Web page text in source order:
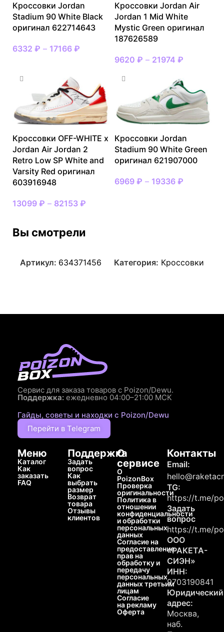
Кроссовки Jordan
Stadium 90 White Black
оригинал 622714643
6332 ₽ – 17166 ₽
Кроссовки Jordan Air
Jordan 1 Mid White
Mystic Green оригинал
187626589
9620 ₽ – 21974 ₽
Кроссовки OFF-WHITE x
Jordan Air Jordan 2
Retro Low SP White and
Varsity Red оригинал
603916948
13099 ₽ – 82153 ₽
Кроссовки Jordan
Stadium 90 White Green
оригинал 621907000
6969 ₽ – 19336 ₽
Вы смотрели
Артикул: 634371456 Категория: Кроссовки
Сервис для заказа товаров с Poizon/Dewu.
Поддержка: ежедневно 04:00–21:00 МСК
Гайды, советы и находки с Poizon/Dewu
Перейти в Telegram
Меню
Каталог
Как
заказать
FAQ
Поддержка
Задать
вопрос
Как
выбрать
размер
Возврат
товара
Отзывы
клиентов
О
сервисе
О
PoizonBox
Проверка
оригинальности
Политика в
отношении
конфиденциальности
и обработки
персональных
данных
Согласие на
предоставление
прав на
обработку и
передачу
персональных
данных третьим
лицам
Согласие
на рекламу
Оферта
Контакты
Email:
TG:
https://t.me/
Задать
вопрос
https://t.me/
ООО
«РАКЕТА-
СИЭН»
ИНН:
9703190841
Юридический
адрес:
Москва,
наб.